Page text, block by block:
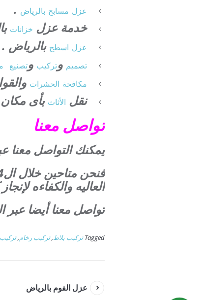
عزل مسابح بالرياض .
خدمة عزل خزانات
عزل اسطح بالرياض .
تصميم وتركيب وتصنيع
مكافحة الحشرات
نقل الأثاث بأى مكان
تواصل معنا
يمكنك التواصل معنا عبر الاتصال بالرقم
العاليه والكفاءه
تواصل معنا أيضا عبر
Tagged تركيب بلاط,تركيب رخام,
عزل الفوم بالرياض